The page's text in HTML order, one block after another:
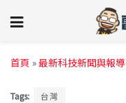
首頁 »最新科技新聞與報導
Tags: 台灣